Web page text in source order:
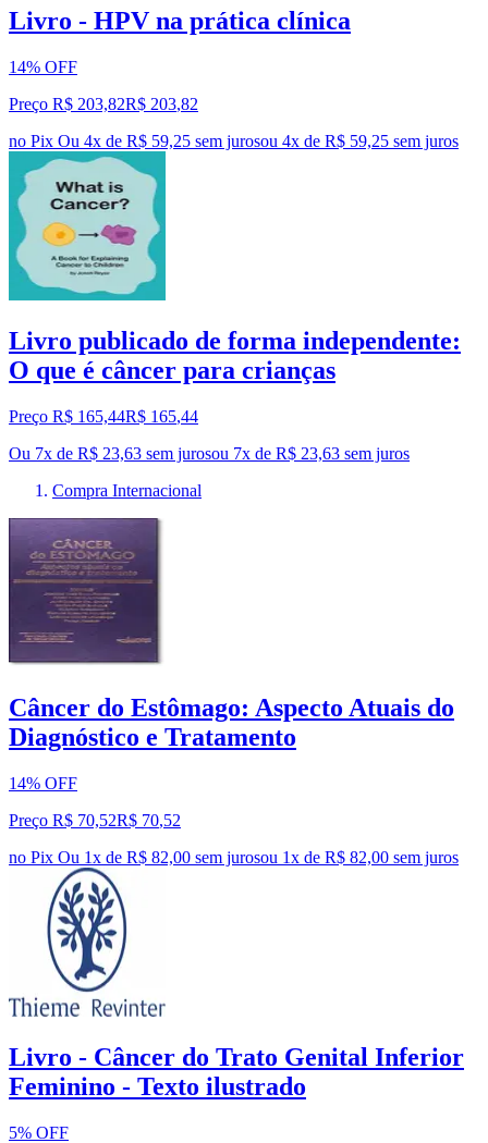
Livro - HPV na prática clínica
14% OFF
Preço R$ 203,82R$ 203,82
no Pix Ou 4x de R$ 59,25 sem jurosou 4x de R$ 59,25 sem juros
Livro publicado de forma independente:
O que é câncer para crianças
Preço R$ 165,44R$ 165,44
Ou 7x de R$ 23,63 sem jurosou 7x de R$ 23,63 sem juros
Compra Internacional
Câncer do Estômago: Aspecto Atuais do
Diagnóstico e Tratamento
14% OFF
Preço R$ 70,52R$ 70,52
no Pix Ou 1x de R$ 82,00 sem jurosou 1x de R$ 82,00 sem juros
Livro - Câncer do Trato Genital Inferior
Feminino - Texto ilustrado
5% OFF